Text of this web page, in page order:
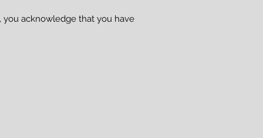
you acknowledge that you have